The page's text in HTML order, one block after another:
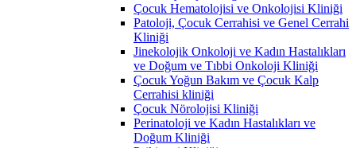
Çocuk Hematolojisi ve Onkolojisi Kliniği
Patoloji, Çocuk Cerrahisi ve Genel Cerrahi
Kliniği
Jinekolojik Onkoloji ve Kadın Hastalıkları
ve Doğum ve Tıbbi Onkoloji Kliniği
Çocuk Yoğun Bakım ve Çocuk Kalp
Cerrahisi kliniği
Çocuk Nörolojisi Kliniği
Perinatoloji ve Kadın Hastalıkları ve
Doğum Kliniği